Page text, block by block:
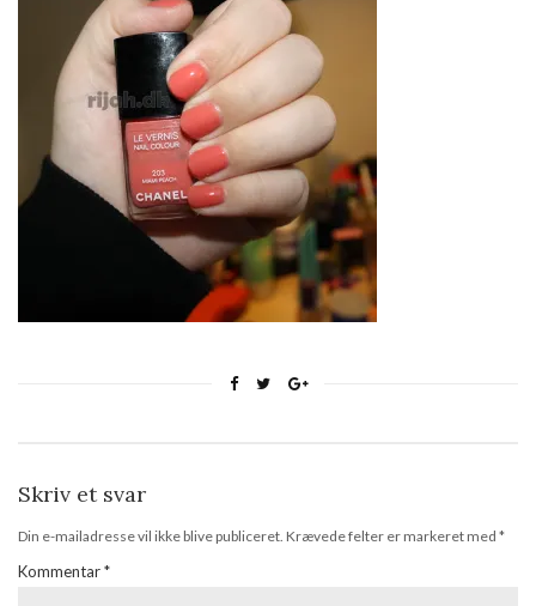
Skriv et svar
Din e-mailadresse vil ikke blive publiceret. Krævede felter er markeret med *
Kommentar*